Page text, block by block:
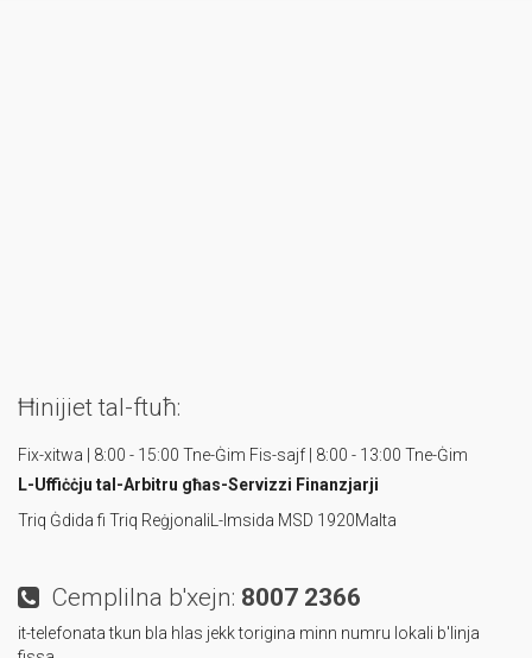
Ħinijiet tal-ftuħ:
Fix-xitwa | 8:00 - 15:00 Tne-Ġim Fis-sajf | 8:00 - 13:00 Tne-Ġim
L-Uffiċċju tal-Arbitru għas-Servizzi Finanzjarji
Triq Ġdida fi Triq Reġjonali L-Imsida MSD 1920Malta
Cemplilna b'xejn: 8007 2366
it-telefonata tkun bla hlas jekk torigina minn numru lokali b'linja